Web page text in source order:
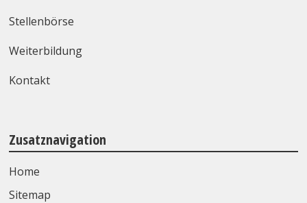
Stellenbörse
Weiterbildung
Kontakt
Zusatznavigation
Home
Sitemap